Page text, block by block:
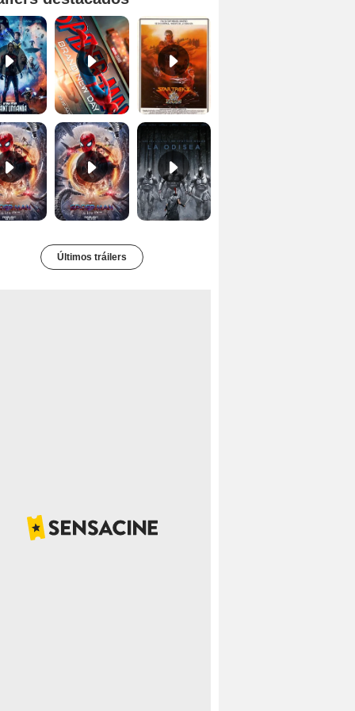
Ant-Man y la Avispa: Quantumanía Tráiler (2) Spider-Man: Brand New Day Tráiler (3)
Spider-Man: No Way Home Teaser Tráiler 'Spider-Man: No Way Home' La Odisea Tráiler (3)
Últimos tráilers